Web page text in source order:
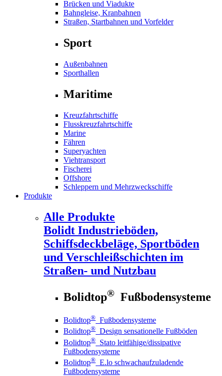
Brücken und Viadukte
Bahngleise, Kranbahnen
Straßen, Startbahnen und Vorfelder
Sport
Außenbahnen
Sporthallen
Maritime
Kreuzfahrtschiffe
Flusskreuzfahrtschiffe
Marine
Fähren
Superyachten
Viehtransport
Fischerei
Offshore
Schleppern und Mehrzweckschiffe
Produkte
Alle Produkte
Bolidt Industrieböden,
Schiffsdeckbeläge, Sportböden
und Verschleißschichten im
Straßen- und Nutzbau
Bolidtop® Fußbodensysteme
Bolidtop® Fußbodensysteme
Bolidtop® Design sensationelle Fußböden
Bolidtop® Stato leitfähige/dissipative
Fußbodensysteme
Bolidtop® E.lo schwachaufzuladende
Fußbodensysteme